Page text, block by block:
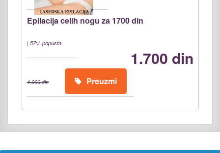
Epilacija celih nogu za 1700 din
| 57% popusta
1.700 din
4.000 din Preuzmi